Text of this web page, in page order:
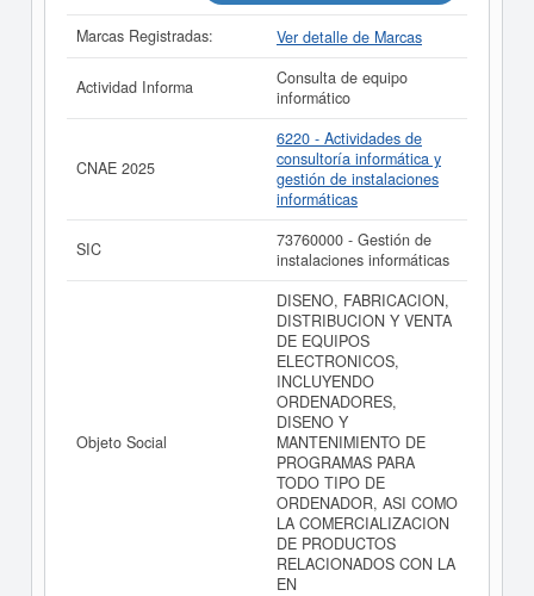
EMPRESAS. Este distintivo se otorga a las principales
empresas españolas por volumen de facturación.
La última actualización del informe de empresa se ha
realizado el 07/08/2026.
Marcas Registradas: Ver detalle de Marcas
Actividad Informa
Consulta de equipo
informático
CNAE 2025
6220 - Actividades de
consultoría informática y
gestión de instalaciones
informáticas
SIC
73760000 - Gestión de
instalaciones informáticas
Objeto Social
DISENO, FABRICACION,
DISTRIBUCION Y VENTA
DE EQUIPOS
ELECTRONICOS,
INCLUYENDO
ORDENADORES,
DISENO Y
MANTENIMIENTO DE
PROGRAMAS PARA
TODO TIPO DE
ORDENADOR, ASI COMO
LA COMERCIALIZACION
DE PRODUCTOS
RELACIONADOS CON LA
EN